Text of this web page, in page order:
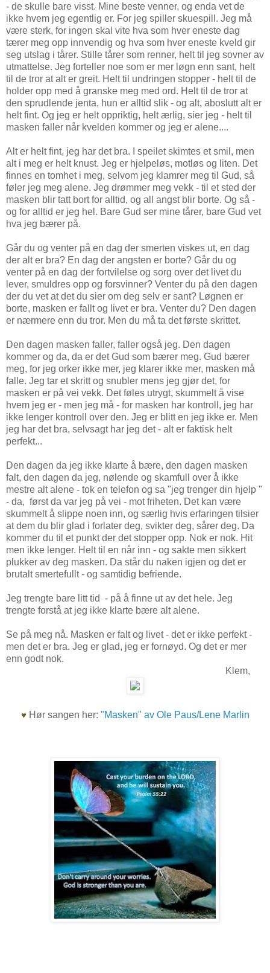
- de skulle bare visst. Mine beste venner, og enda vet de
ikke hvem jeg egentlig er. For jeg spiller skuespill. Jeg må
være sterk, for ingen skal vite hva som hver eneste dag
tærer meg opp innvendig og hva som hver eneste kveld gir
seg utslag i tårer. Stille tårer som renner, helt til jeg sovner av
utmattelse. Jeg forteller noe som er mer løgn enn sant, helt
til de tror at alt er greit. Helt til undringen stopper - helt til de
holder opp med å granske meg med ord. Helt til de tror at
den sprudlende jenta, hun er alltid slik - og alt, aboslutt alt er
helt fint. Og jeg er helt oppriktig, helt ærlig, sier jeg - helt til
masken faller når kvelden kommer og jeg er alene....
Alt er helt fint, jeg har det bra. I speilet skimtes et smil, men
alt i meg er helt knust. Jeg er hjelpeløs, motløs og liten. Det
finnes en tomhet i meg, selvom jeg klamrer meg til Gud, så
føler jeg meg alene. Jeg drømmer meg vekk - til et sted der
masken blir tatt bort for alltid, og all angst blir borte. Og så -
og for alltid er jeg hel. Bare Gud ser mine tårer, bare Gud vet
hva jeg bærer på.
Går du og venter på en dag der smerten viskes ut, en dag
der alt er bra? En dag der angsten er borte? Går du og
venter på en dag der fortvilelse og sorg over det livet du
lever, smuldres opp og forsvinner? Venter du på den dagen
der du vet at det du sier om deg selv er sant? Løgnen er
borte, masken er fallt og livet er bra. Venter du? Den dagen
er nærmere enn du tror. Men du må ta det første skrittet.
Den dagen masken faller, faller også jeg. Den dagen
kommer og da, da er det Gud som bærer meg. Gud bærer
meg, for jeg orker ikke mer, jeg klarer ikke mer, masken må
falle. Jeg tar et skritt og snubler mens jeg gjør det, for
masken er på vei vekk. Det føles utrygt, skummelt å vise
hvem jeg er - men jeg må - for masken har kontroll, jeg har
ikke lenger kontroll over den. Jeg er blitt en jeg ikke er. Men
jeg har det bra, selvsagt har jeg det - alt er faktisk helt
perfekt...
Den dagen da jeg ikke klarte å bære, den dagen masken
falt, den dagen da jeg, nølende og skamfull over å ikke
mestre alt alene - tok en telefon og sa "jeg trenger din hjelp "
- da, først da var jeg på vei - mot friheten. Det kan være
skummelt å slippe noen inn, og særlig hvis erfaringen tilsier
at dem du blir glad i forlater deg, svikter deg, sårer deg. Da
kommer du til et punkt der det stopper opp. Nok er nok. Hit
men ikke lenger. Helt til en når inn - og sakte men sikkert
plukker av deg masken. Da står du naken igjen og det er
brutalt smertefullt - og samtidig befriende.
Jeg trengte bare litt tid - på å finne ut av det hele. Jeg
trengte forstå at jeg ikke klarte bære alt alene.
Se på meg nå. Masken er falt og livet - det er ikke perfekt -
men det er bra. Jeg er glad, jeg er fornøyd. Og det er mer
enn godt nok.
Klem,
♥ Hør sangen her: "Masken" av Ole Paus/Lene Marlin